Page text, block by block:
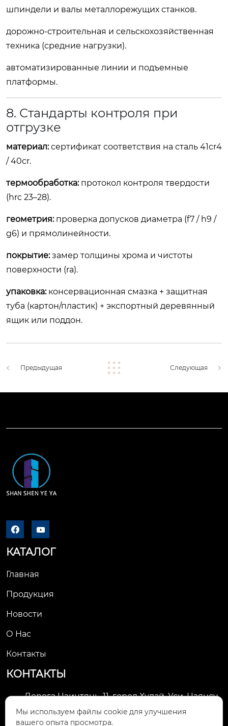
шпиндели и валы металлорежущих станков.
дорожно-строительная и сельскохозяйственная
техника (средние нагрузки).
автоматизированные линии и подъемные
платформы.
8. Стандарты контроля при
отгрузке
материал:сертификат соответствия на сталь 41cr4
/ 40cr.
термообработка:протокол контроля твердости
(hrc 23–28).
геометрия:проверка допусков диаметра (f7 / h9 /
g6) и прямолинейности.
покрытие:замер толщины хрома и чистоты
поверхности (ra).
упаковка:консервационная смазка + защитная
туба (картон/пластик) + экспортный деревянный
ящик или поддон.
Предыдущая Следующая
 
КАТАЛОГ
Главная
Продукция
Новости
О Нас
Контакты
КОНТАКТЫ

Дорога Цзинтянь, 11, город Худай, Уси, Цзянсу,
Китай
Мы используем файлы cookie для улучшения
вашего опыта просмотра.